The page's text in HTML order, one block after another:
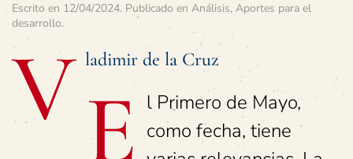
Escrito en 12/04/2024. Publicado en Análisis, Aportes para el
desarrollo.
V ladimir de la Cruz
E l Primero de Mayo,
como fecha, tiene